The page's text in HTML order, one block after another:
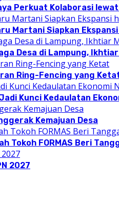
Perkuat Kolaborasi
Martani Siapkan
Desa di Lampung,
Ring-Fencing yang
Kunci Kedaulatan
Kemajuan Desa
Tokoh FORMAS Beri
2027